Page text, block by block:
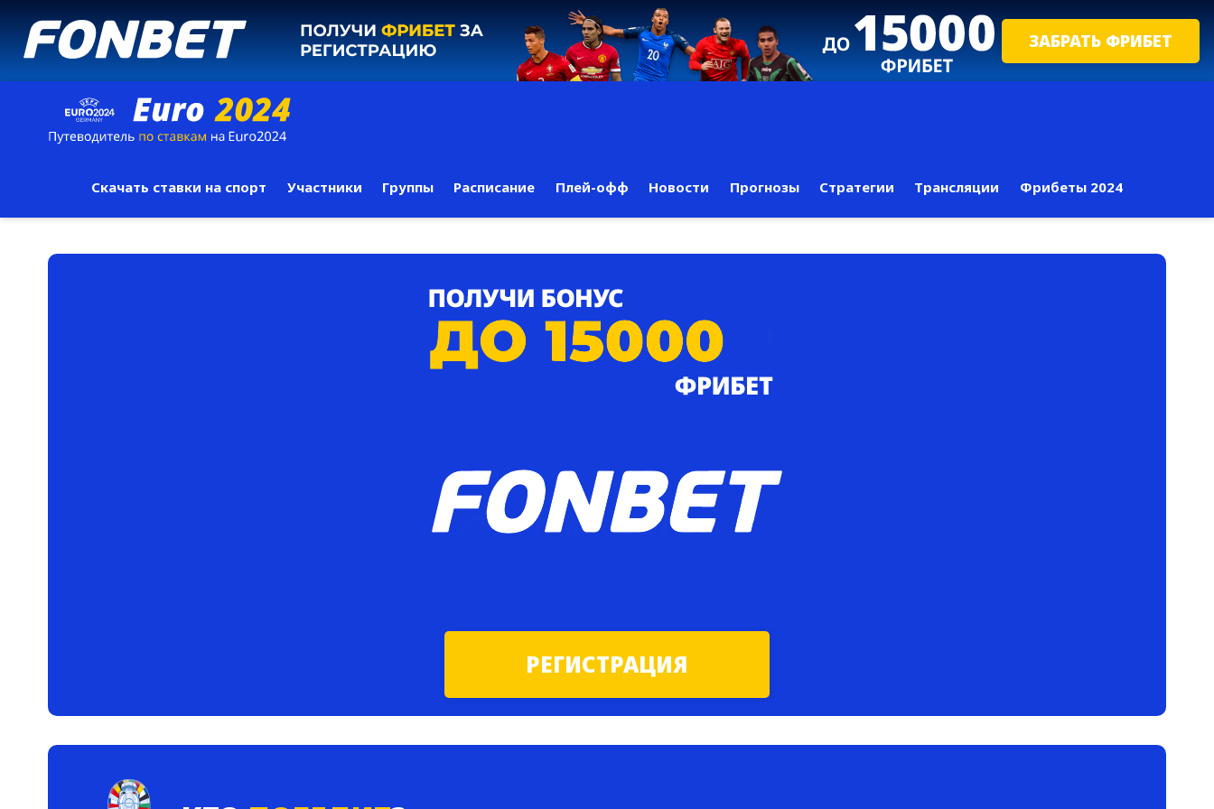
ЗАБРАТЬ ФРИБЕТ
Скачать ставки на спорт Участники Группы Раcписание Плей-офф Новости Прогнозы Стратегии Трансляции Фрибеты 2024
РЕГИСТРАЦИЯ